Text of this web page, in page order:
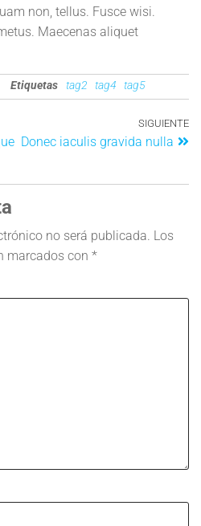
non, tellus. Fusce wisi.
Maecenas aliquet
Etiquetas tag2 tag4 tag5
SIGUIENTE
Donec iaculis gravida nulla
no será publicada. Los
marcados con *